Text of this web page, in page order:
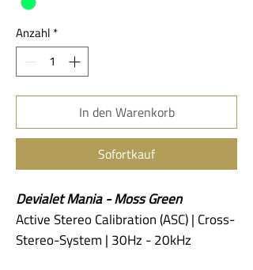
Anzahl *
In den Warenkorb
Sofortkauf
Devialet Mania - Moss Green
Active Stereo Calibration (ASC) | Cross-
Stereo-System | 30Hz - 20kHz